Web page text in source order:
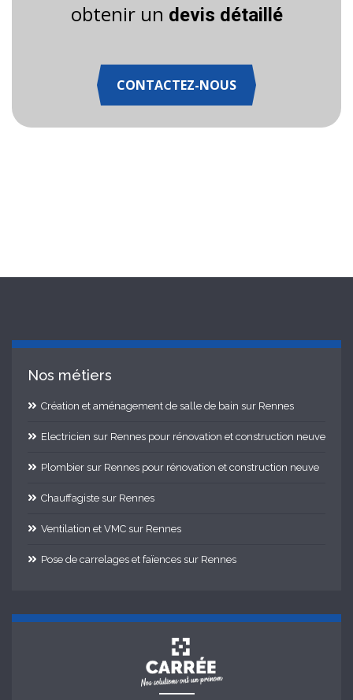
obtenir un devis détaillé
CONTACTEZ-NOUS
Nos métiers
Création et aménagement de salle de bain sur Rennes
Electricien sur Rennes pour rénovation et construction neuve
Plombier sur Rennes pour rénovation et construction neuve
Chauffagiste sur Rennes
Ventilation et VMC sur Rennes
Pose de carrelages et faïences sur Rennes